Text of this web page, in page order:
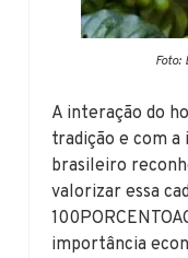
Foto:
A interação do
tradição e com
brasileiro
valorizar essa
importância